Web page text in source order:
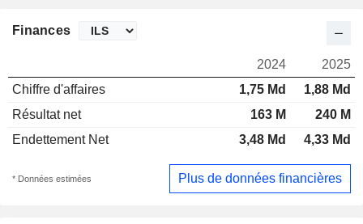
Finances
2024
2025
Chiffre d'affaires
1,75 Md
1,88 Md
Résultat net
163 M
240 M
Endettement Net
3,48 Md 4,33 Md
* Données estimées Plus de données financières